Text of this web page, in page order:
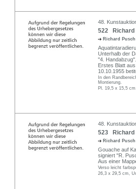
48.
522 Richard
Richard
Unterhalb der
"4.
Erstes Blatt
10.10.1955
In den
Montierung.
Pl. 19,5 x 15,5
48.
523 Richard
Richard
Gouache auf
signiert "R.
Aus einer
Verso leicht
26,3 x 29,5 cm,